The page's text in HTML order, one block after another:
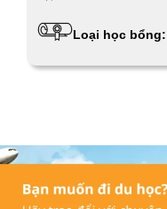
Loại học bổng: